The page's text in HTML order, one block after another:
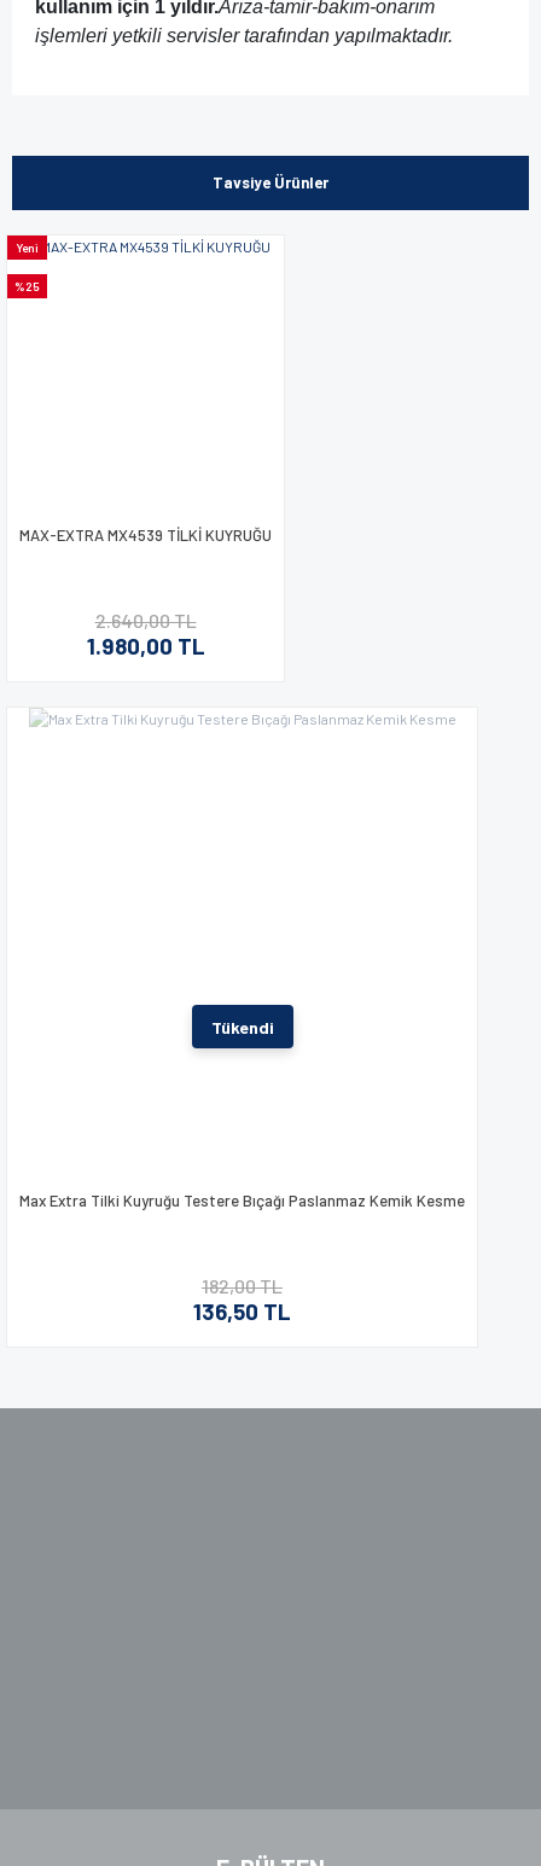
kullanım için 1 yıldır.Arıza-tamir-bakım-onarım
işlemleri yetkili servisler tarafından yapılmaktadır.
konularda yetersiz gördüğünüz noktaları öneri formunu
kullanarak tarafımıza iletebilirsiniz.
Tavsiye Ürünler
%25
Yeni
MAX-EXTRA MX4539 TİLKİ KUYRUĞU
2.640,00 TL
1.980,00 TL
Tükendi
Max Extra Tilki Kuyruğu Testere Bıçağı Paslanmaz Kemik Kesme
182,00 TL
136,50 TL